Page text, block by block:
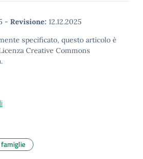
- Revisione: 12.12.2025
specificato, questo articolo è
Creative Commons